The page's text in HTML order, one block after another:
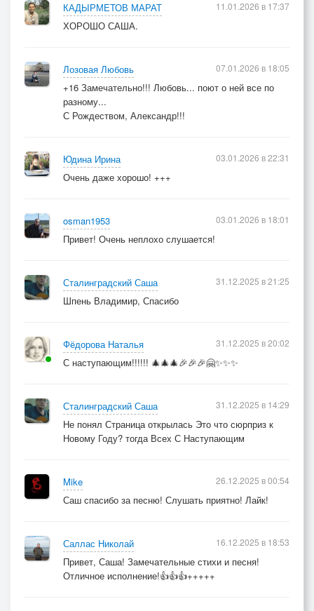
КАДЫРМЕТОВ МАРАТ
ХОРОШО САША.
11.01.2026 в 17:37
Лозовая Любовь
+16 Замечательно!!! Любовь... поют о ней все по
разному...
С Рождеством, Александр!!!
07.01.2026 в 18:05
Юдина Ирина
Очень даже хорошо! +++
03.01.2026 в 22:31
osman1953
Привет! Очень неплохо слушается!
03.01.2026 в 18:01
Сталинградский Саша
Шпень Владимир, Спасибо
31.12.2025 в 21:25
Фёдорова Наталья
С наступающим!!!!!! 🎄🎄🎄🎉🎉🎉🤗✨✨✨
31.12.2025 в 20:02
Сталинградский Саша
Не понял Страница открылась Это что сюрприз к
Новому Году? тогда Всех С Наступающим
31.12.2025 в 14:29
Mike
Саш спасибо за песню! Слушать приятно! Лайк!
26.12.2025 в 00:54
Саллас Николай
Привет, Саша! Замечательные стихи и песня!
Отличное исполнение!👍👍👍+++++
16.12.2025 в 18:53